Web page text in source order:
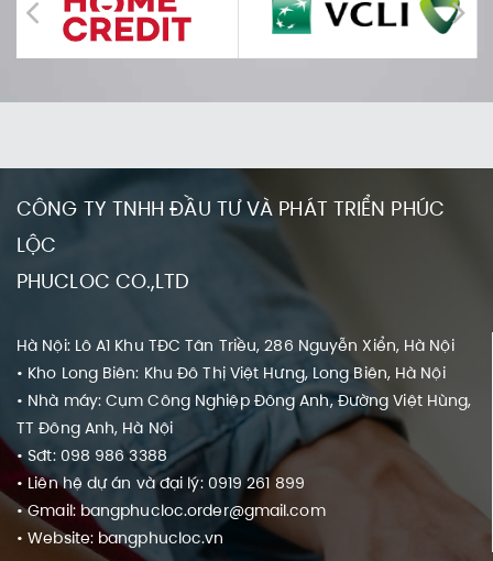
CÔNG TY TNHH ĐẦU TƯ VÀ PHÁT TRIỂN PHÚC
LỘC
PHUCLOC CO.,LTD
Hà Nội: Lô A1 Khu TĐC Tân Triều, 286 Nguyễn Xiển, Hà Nội
• Kho Long Biên: Khu Đô Thị Việt Hưng, Long Biên, Hà Nội
• Nhà máy: Cụm Công Nghiệp Đông Anh, Đường Việt Hùng,
TT Đông Anh, Hà Nội
• Sđt: 098 986 3388
• Liên hệ dự án và đại lý: 0919 261 899
• Gmail: bangphucloc.order@gmail.com
• Website: bangphucloc.vn